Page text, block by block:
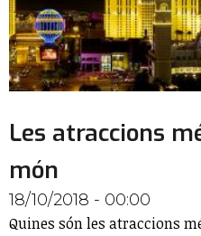
Les atraccions
món
18/10/2018 - 00:00
Quines són les atraccions